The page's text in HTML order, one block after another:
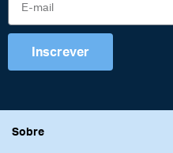
Inscrever
Sobre